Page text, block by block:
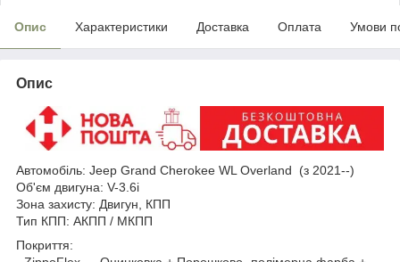
Опис Характеристики Доставка Оплата Умови
Опис
Автомобіль: Jeep Grand Cherokee WL Overland (з 2021--)
Об'єм двигуна: V-3.6i
Зона захисту: Двигун, КПП
Тип КПП: АКПП / МКПП
Покриття: